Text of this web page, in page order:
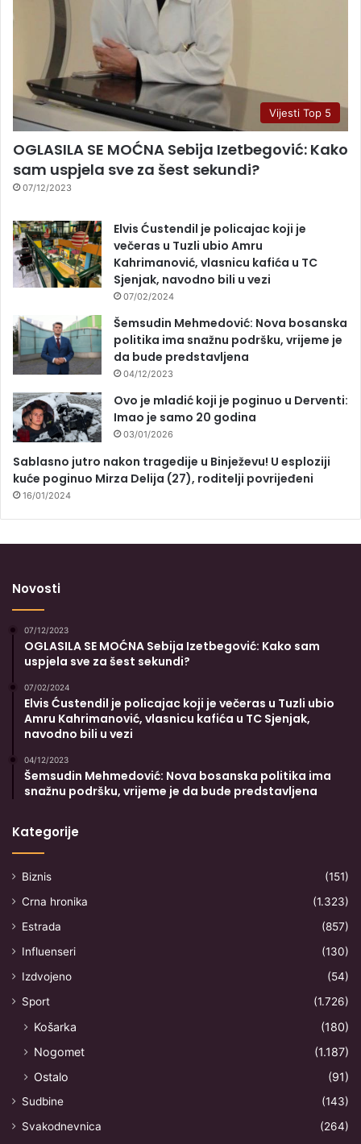
Vijesti Top 5
OGLASILA SE MOĆNA Sebija Izetbegović: Kako
sam uspjela sve za šest sekundi?
07/12/2023
Elvis Ćustendil je policajac koji je
večeras u Tuzli ubio Amru
Kahrimanović, vlasnicu kafića u TC
Sjenjak, navodno bili u vezi
07/02/2024
Šemsudin Mehmedović: Nova bosanska
politika ima snažnu podršku, vrijeme je
da bude predstavljena
04/12/2023
Ovo je mladić koji je poginuo u Derventi:
Imao je samo 20 godina
03/01/2026
Sablasno jutro nakon tragedije u Binježevu! U esploziji
kuće poginuo Mirza Delija (27), roditelji povrijeđeni
16/01/2024
Novosti
07/12/2023
OGLASILA SE MOĆNA Sebija Izetbegović: Kako sam
uspjela sve za šest sekundi?
07/02/2024
Elvis Ćustendil je policajac koji je večeras u Tuzli ubio
Amru Kahrimanović, vlasnicu kafića u TC Sjenjak,
navodno bili u vezi
04/12/2023
Šemsudin Mehmedović: Nova bosanska politika ima
snažnu podršku, vrijeme je da bude predstavljena
Kategorije
Biznis
(151)
Crna hronika
(1.323)
Estrada
(857)
Influenseri
(130)
Izdvojeno
(54)
Sport
(1.726)
Košarka
(180)
Nogomet
(1.187)
Ostalo
(91)
Sudbine
(143)
Svakodnevnica
(264)